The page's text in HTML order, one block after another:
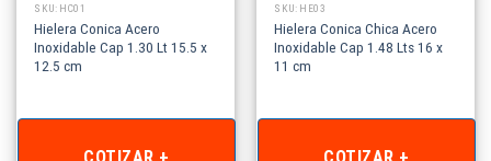
SKU: HC01
Hielera Conica Acero
Inoxidable Cap 1.30 Lt 15.5 x
12.5 cm
SKU: HE03
Hielera Conica Chica Acero
Inoxidable Cap 1.48 Lts 16 x
11 cm